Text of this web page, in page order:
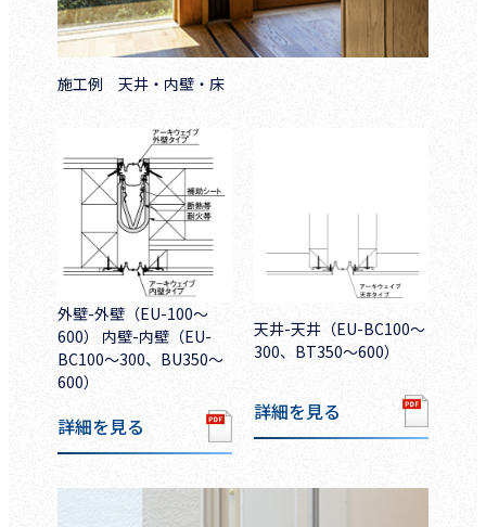
施工例 天井・内壁・床
外壁-外壁（EU-100～
600） 内壁-内壁（EU-
BC100～300、BU350～
600）
詳細を見る
天井-天井（EU-BC100～
300、BT350～600）
詳細を見る